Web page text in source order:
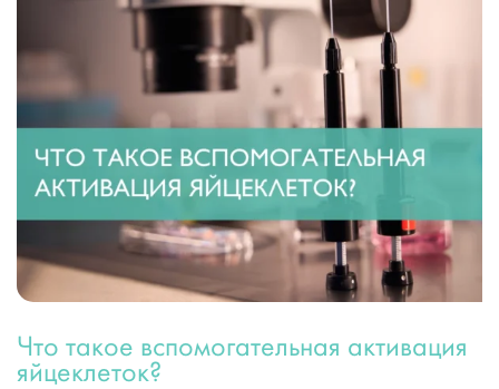
Что такое вспомогательная активация
яйцеклеток?